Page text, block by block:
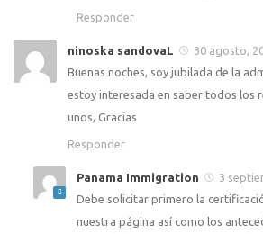
Responder
ninoska sandovaL
30 agosto,
Buenas noches, soy jubilada de la
estoy interesada en saber todos los
unos, Gracias
Responder
Panama Immigration
3
Debe solicitar primero la
nuestra página así como los